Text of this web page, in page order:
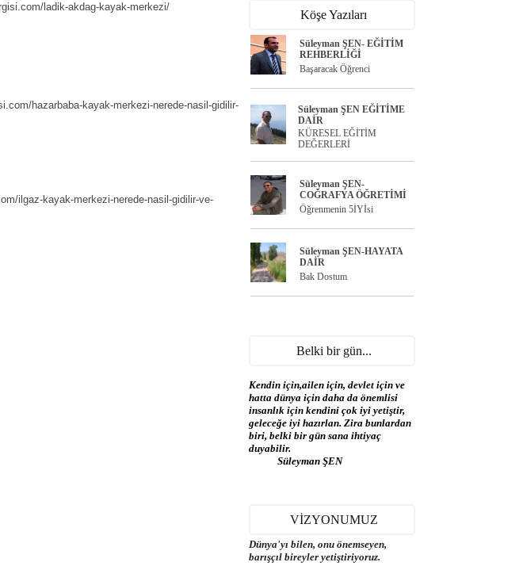
ladik-akdag-kayak-merkezi/
hazarbaba-kayak-merkezi-nerede-nasil-gidilir-
ilgaz-kayak-merkezi-nerede-nasil-gidilir-ve-
Köşe Yazıları
Süleyman ŞEN- EĞİTİM
REHBERLİĞİ
Başaracak Öğrenci
Süleyman ŞEN EĞİTİME
DAİR
KÜRESEL EĞİTİM
DEĞERLERİ
Süleyman ŞEN-
COĞRAFYA ÖĞRETİMİ
Öğrenmenin 5İYİsi
Süleyman ŞEN-HAYATA
DAİR
Bak Dostum
Belki bir gün...
Kendin için,ailen için, devlet için ve
hatta dünya için daha da önemlisi
insanlık için kendini çok iyi yetiştir,
geleceğe iyi hazırlan. Zira bunlardan
biri, belki bir gün sana ihtiyaç
duyabilir.
Süleyman ŞEN
VİZYONUMUZ
Dünya'yı bilen, onu önemseyen,
barışçıl bireyler yetiştiriyoruz.